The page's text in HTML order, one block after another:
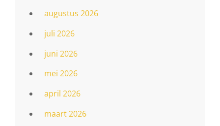
augustus 2026
juli 2026
juni 2026
mei 2026
april 2026
maart 2026